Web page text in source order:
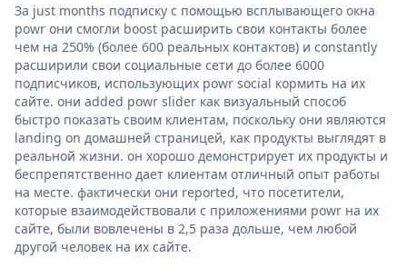
За just months подписку с помощью всплывающего окна
powr они смогли boost расширить свои контакты более
чем на 250% (более 600 реальных контактов) и constantly
расширили свои социальные сети до более 6000
подписчиков, использующих powr social кормить на их
сайте. они added powr slider как визуальный способ
быстро показать своим клиентам, поскольку они являются
landing on домашней страницей, как продукты выглядят в
реальной жизни. он хорошо демонстрирует их продукты и
беспрепятственно дает клиентам отличный опыт работы
на месте. фактически они reported, что посетители,
которые взаимодействовали с приложениями powr на их
сайте, были вовлечены в 2,5 раза дольше, чем любой
другой человек на их сайте.